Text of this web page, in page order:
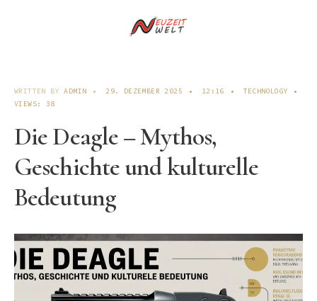
WRITTEN BYADMIN • 29. DEZEMBER 2025 • 12:16 • TECHNOLOGY
•
VIEWS: 38
Die Deagle – Mythos,
Geschichte und kulturelle
Bedeutung